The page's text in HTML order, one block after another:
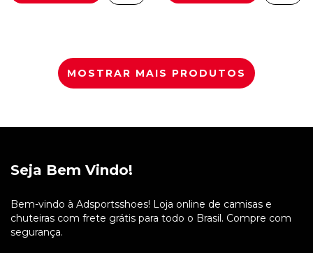
MOSTRAR MAIS PRODUTOS
Seja Bem Vindo!
Bem-vindo à Adsportsshoes! Loja online de camisas e
chuteiras com frete grátis para todo o Brasil. Compre com
segurança.